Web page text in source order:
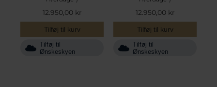
12.950,00 kr
Tilføj til kurv
Tilføj til
Ønskeskyen
12.950,00 kr
Tilføj til kurv
Tilføj til
Ønskeskyen